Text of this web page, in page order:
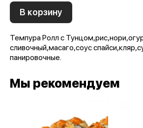
В корзину
Темпура Ролл с
сливочный,масаго,соус
панировочные.
Мы рекомендуем